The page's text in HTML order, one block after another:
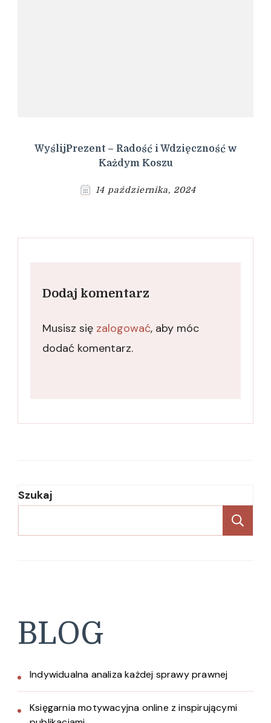
WyślijPrezent – Radość i Wdzięczność w
Każdym Koszu
14 października, 2024
Dodaj komentarz
Musisz się zalogować, aby móc
dodać komentarz.
Szukaj
BLOG
Indywidualna analiza każdej sprawy prawnej
Księgarnia motywacyjna online z inspirującymi